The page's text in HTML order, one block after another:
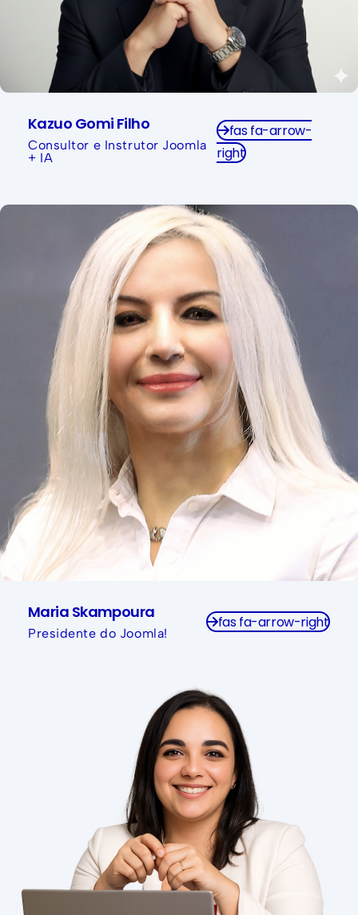
Kazuo Gomi Filho
Consultor e Instrutor Joomla
+ IA
fas fa-arrow-
right
Fundadora e CEO, Developable || Presidente,
Open Source Matters Inc. || Presidente, Open
Source Web Alliance || Embaixador do Rise Report
Maria Skampoura
Presidente do Joomla!
fas fa-arrow-right
Publicitária pela PUC / RS.
Pós-Graduada em Marketing Digital e
Lançamentos pela Unisinos.
Trabalha com marketing em programação há mais
Sócia Diretora da agência digital Web Produtora.